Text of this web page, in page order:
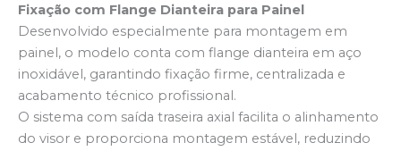
Fixação com Flange Dianteira para Painel
Desenvolvido especialmente para montagem em
painel, o modelo conta com flange dianteira em aço
inoxidável, garantindo fixação firme, centralizada e
acabamento técnico profissional.
O sistema com saída traseira axial facilita o alinhamento
do visor e proporciona montagem estável, reduzindo